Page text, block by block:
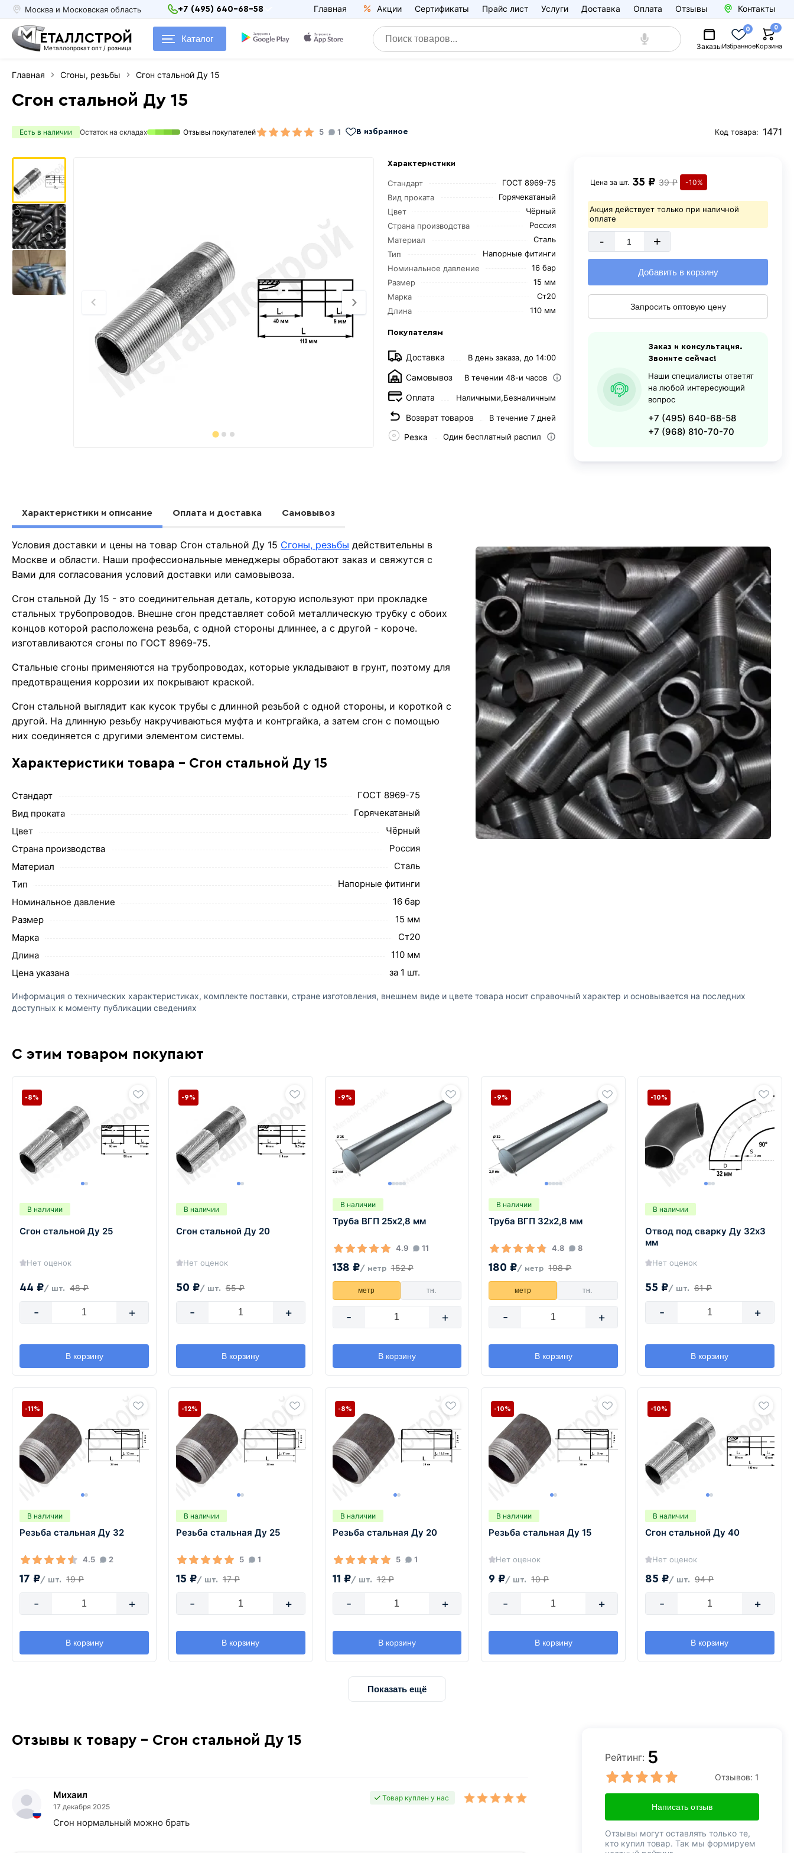
Москва и Московская область +7 (495) 640-68-58 Главная Акции Сертификаты Прайс лист Услуги Доставка Оплата Отзывы Контакты
ЕТАЛЛСТРОЙ
Металлопрокат опт / розница
Каталог
ЗаказыИзбранное
0
Корзина
0
Главная Сгоны, резьбы Сгон стальной Ду 15
Сгон стальной Ду 15
Есть в наличии Остаток на складах Отзывы покупателей 5 1 В избранное Код товара: 1471
Характеристики
Стандарт
ГОСТ 8969-75
Вид проката
Горячекатаный
Цвет
Чёрный
Страна производства
Россия
Материал
Сталь
Тип
Напорные фитинги
Номинальное давление
16 бар
Размер
15 мм
Марка
Ст20
Длина
110 мм
Покупателям
Доставка В день заказа, до 14:00
Самовывоз В течении 48-и часов
Оплата Наличными,Безналичным
Возврат товаров В течение 7 дней
Резка Один бесплатный распил
Цена за шт. 35 ₽ 39 ₽ -10%
Акция действует только при наличной
оплате
- +
Добавить в корзину
Запросить оптовую цену
Заказ и консультация.
Звоните сейчас!
Наши специалисты ответят
на любой интересующий
вопрос
+7 (495) 640-68-58
+7 (968) 810-70-70
Характеристики и описание Оплата и доставка Самовывоз
Условия доставки и цены на товар Сгон стальной Ду 15 Сгоны, резьбы действительны в
Москве и области. Наши профессиональные менеджеры обработают заказ и свяжутся с
Вами для согласования условий доставки или самовывоза.
Сгон стальной Ду 15 - это соединительная деталь, которую используют при прокладке
стальных трубопроводов. Внешне сгон представляет собой металлическую трубку с обоих
концов которой расположена резьба, с одной стороны длиннее, а с другой - короче.
изготавливаются сгоны по ГОСТ 8969-75.
Cтальные сгоны применяются на трубопроводах, которые укладывают в грунт, поэтому для
предотвращения коррозии их покрывают краской.
Сгон стальной выглядит как кусок трубы с длинной резьбой с одной стороны, и короткой с
другой. На длинную резьбу накручиваються муфта и контргайка, а затем сгон с помощью
них соединяется с другими элементом системы.
Характеристики товара - Сгон стальной Ду 15
Стандарт
ГОСТ 8969-75
Вид проката
Горячекатаный
Цвет
Чёрный
Страна производства
Россия
Материал
Сталь
Тип
Напорные фитинги
Номинальное давление
16 бар
Размер
15 мм
Марка
Ст20
Длина
110 мм
Цена указана
за 1 шт.
Информация о технических характеристиках, комплекте поставки, стране изготовления, внешнем виде и цвете товара носит справочный характер и основывается на последних
доступных к моменту публикации сведениях
С этим товаром покупают
В наличии
Сгон стальной Ду 25
Нет оценок
44 ₽/ шт. 48 ₽
-8%
- +
В корзину
В наличии
Сгон стальной Ду 20
Нет оценок
50 ₽/ шт. 55 ₽
-9%
- +
В корзину
В наличии
Труба ВГП 25х2,8 мм
4.9 11
138 ₽/ метр 152 ₽
-9%
метр тн.
- +
В корзину
В наличии
Труба ВГП 32х2,8 мм
4.8 8
180 ₽/ метр 198 ₽
-9%
метр тн.
- +
В корзину
В наличии
Отвод под сварку Ду 32х3
мм
Нет оценок
55 ₽/ шт. 61 ₽
-10%
- +
В корзину
В наличии
Резьба стальная Ду 32
4.5 2
17 ₽/ шт. 19 ₽
-11%
- +
В корзину
В наличии
Резьба стальная Ду 25
5 1
15 ₽/ шт. 17 ₽
-12%
- +
В корзину
В наличии
Резьба стальная Ду 20
5 1
11 ₽/ шт. 12 ₽
-8%
- +
В корзину
В наличии
Резьба стальная Ду 15
Нет оценок
9 ₽/ шт. 10 ₽
-10%
- +
В корзину
В наличии
Сгон стальной Ду 40
Нет оценок
85 ₽/ шт. 94 ₽
-10%
- +
В корзину
Показать ещё
Отзывы к товару - Сгон стальной Ду 15
Михаил
17 декабря 2025
Товар куплен у нас
Сгон нормальный можно брать
Рейтинг: 5
Отзывов: 1
Написать отзыв
Отзывы могут оставлять только те,
кто купил товар. Так мы формируем